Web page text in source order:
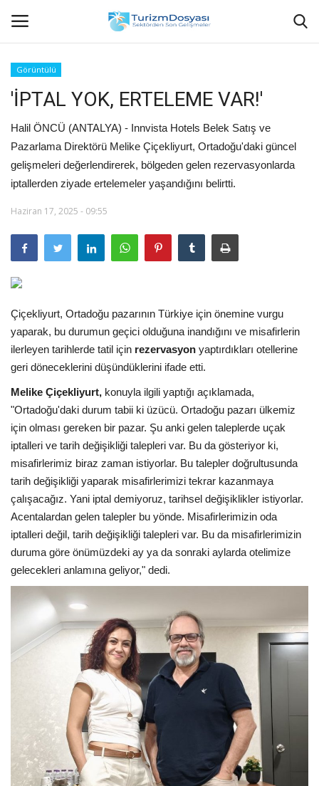
Anasayfa
Bize Ulaşın
Künye
Halil ÖNCÜ kimdir?
KVKK Aydınlatma Metni
Haberler
Görüntülü
Araştırma - İnceleme
Lezzet Durakları
Röportajlar
Gezi - Yorum
Sizlerden Gelenler
Yorumlar
Video Tanıtım
Köşe Yazarları
Galeri
Görüntülü
'İPTAL YOK, ERTELEME VAR!'
Halil ÖNCÜ (ANTALYA) - Innvista Hotels Belek Satış ve
Pazarlama Direktörü Melike Çiçekliyurt, Ortadoğu'daki güncel
gelişmeleri değerlendirerek, bölgeden gelen rezervasyonlarda
iptallerden ziyade ertelemeler yaşandığını belirtti.
Haziran 17, 2025 - 09:55
Çiçekliyurt, Ortadoğu pazarının Türkiye için önemine vurgu
yaparak, bu durumun geçici olduğuna inandığını ve misafirlerin
ilerleyen tarihlerde tatil için rezervasyon yaptırdıkları otellerine
geri döneceklerini düşündüklerini ifade etti.
Melike Çiçekliyurt, konuyla ilgili yaptığı açıklamada,
"Ortadoğu'daki durum tabii ki üzücü. Ortadoğu pazarı ülkemiz
için olması gereken bir pazar. Şu anki gelen taleplerde uçak
iptalleri ve tarih değişikliği talepleri var. Bu da gösteriyor ki,
misafirlerimiz biraz zaman istiyorlar. Bu talepler doğrultusunda
tarih değişikliği yaparak misafirlerimizi tekrar kazanmaya
çalışacağız. Yani iptal demiyoruz, tarihsel değişiklikler istiyorlar.
Acentalardan gelen talepler bu yönde. Misafirlerimizin oda
iptalleri değil, tarih değişikliği talepleri var. Bu da misafirlerimizin
duruma göre önümüzdeki ay ya da sonraki aylarda otelimize
gelecekleri anlamına geliyor," dedi.